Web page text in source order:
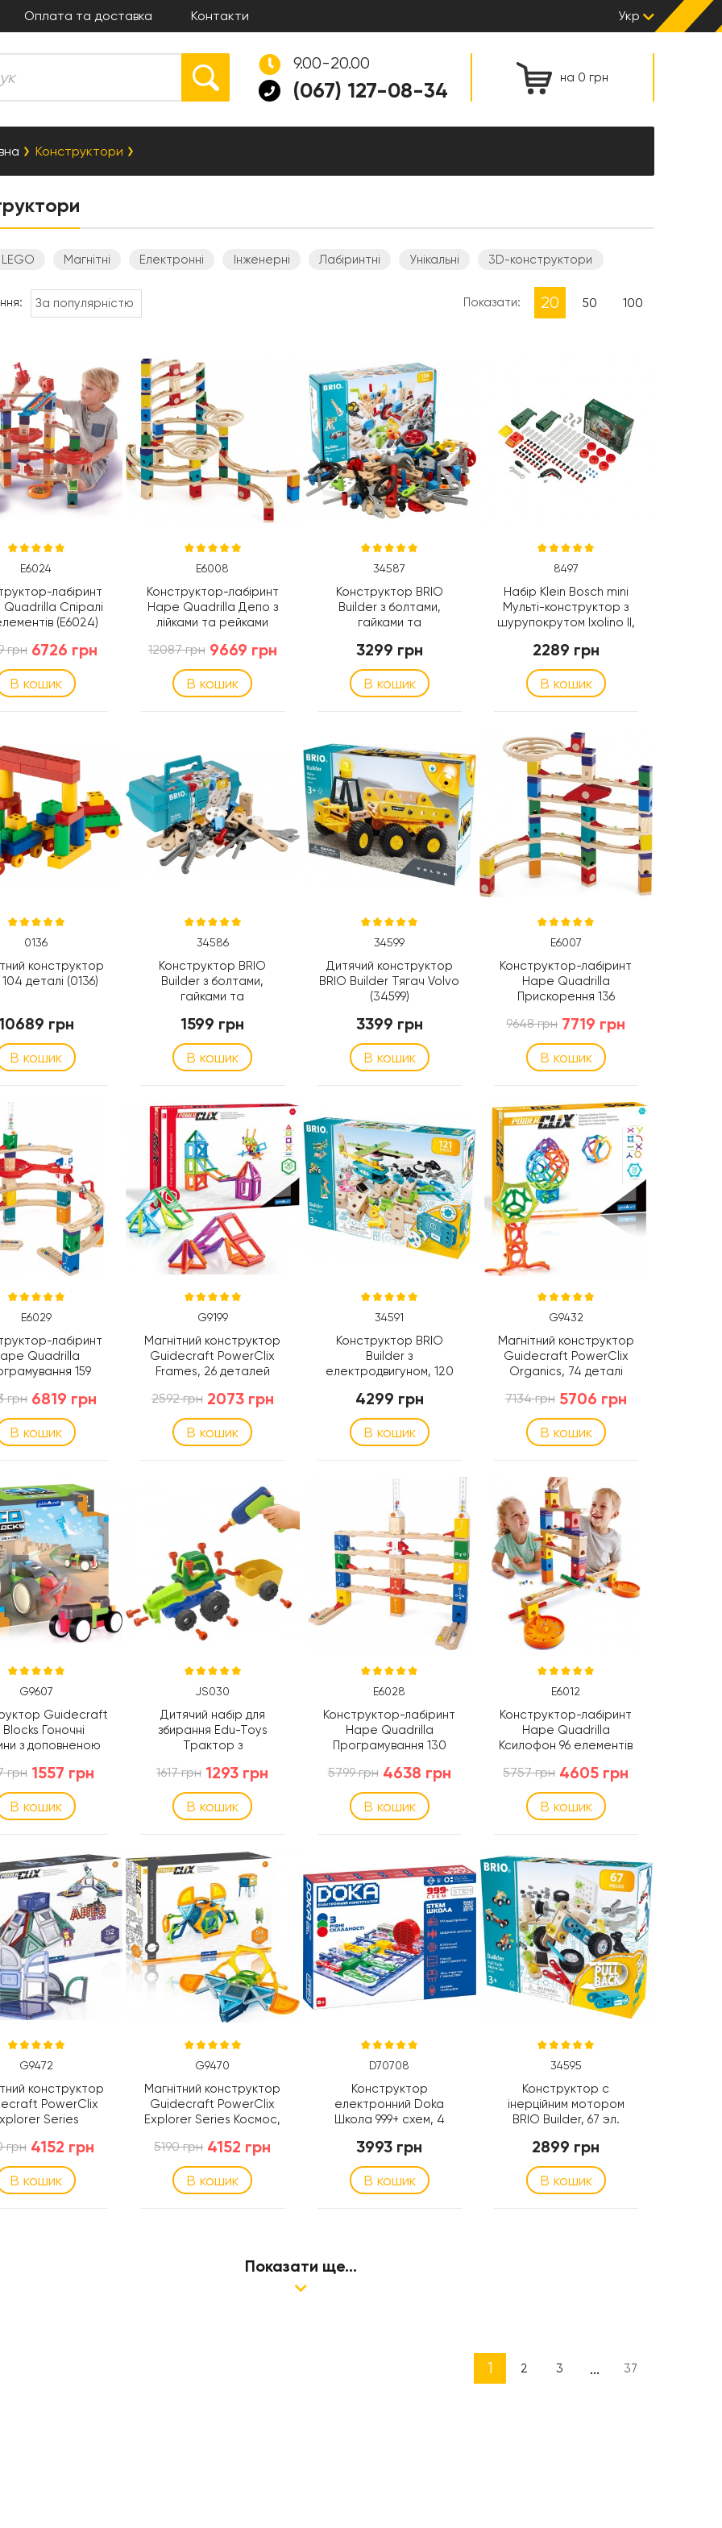
Оплата та доставка Контакти Укр
на 0 грн
9.00-20.00
(067) 127-08-34
Конструктори
LEGO Магнітні Електронні Інженерні Лабіринтні Унікальні 3D-конструктори
Показати: 20 50 100
E6024
лабіринт
Спіралі
(E6024)
грн 6726 грн
В кошик
E6008
Конструктор-лабіринт
Hape Quadrilla Депо з
лійками та рейками
12087 грн 9669 грн
В кошик
34587
Конструктор BRIO
Builder з болтами,
гайками та
деталей (34587)
3299 грн
В кошик
8497
Набір Klein Bosch mini
Мульті-конструктор з
шурупокрутом Ixolino II,
2289 грн
В кошик
0136
конструктор
104 деталі (0136)
грн
В кошик
34586
Конструктор BRIO
Builder з болтами,
гайками та
деталей (34586)
1599 грн
В кошик
34599
Дитячий конструктор
BRIO Builder Тягач Volvo
(34599)
3399 грн
В кошик
E6007
Конструктор-лабіринт
Hape Quadrilla
Прискорення 136
9648 грн 7719 грн
В кошик
E6029
лабіринт
Quadrilla
159
грн 6819 грн
В кошик
G9199
Магнітний конструктор
Guidecraft PowerClix
Frames, 26 деталей
2592 грн 2073 грн
В кошик
34591
Конструктор BRIO
Builder з
електродвигуном, 120
4299 грн
В кошик
G9432
Магнітний конструктор
Guidecraft PowerClix
Organics, 74 деталі
7134 грн 5706 грн
В кошик
G9607
Guidecraft
Blocks Гоночні
з доповненою
(G9607)
грн 1557 грн
В кошик
JS030
Дитячий набір для
збирання Edu-Toys
Трактор з
деталей (JS030)
1617 грн 1293 грн
В кошик
E6028
Конструктор-лабіринт
Hape Quadrilla
Програмування 130
5799 грн 4638 грн
В кошик
E6012
Конструктор-лабіринт
Hape Quadrilla
Ксилофон 96 елементів
5757 грн 4605 грн
В кошик
G9472
конструктор
PowerClix
Series
(G9472)
грн 4152 грн
В кошик
G9470
Магнітний конструктор
Guidecraft PowerClix
Explorer Series Космос,
5190 грн 4152 грн
В кошик
D70708
Конструктор
електронний Doka
Школа 999+ схем, 4
(D70708)
3993 грн
В кошик
34595
Конструктор с
інерційним мотором
BRIO Builder, 67 эл.
2899 грн
В кошик
Показати ще...
1 2 3 ... 37